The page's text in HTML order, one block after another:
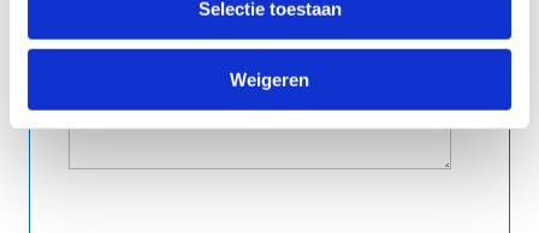
Selectie toestaan
Weigeren